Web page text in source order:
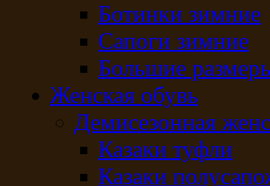
Ботинки зимние
Сапоги зимние
Большие
Женская обувь
Демисезонная
Казаки туфли
Казаки